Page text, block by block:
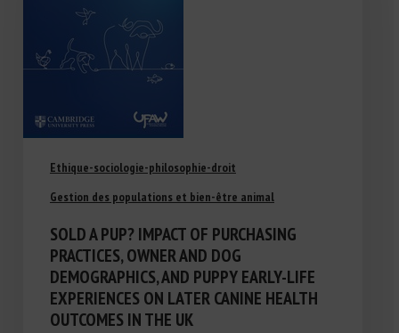
Ethique-sociologie-philosophie-droit
Gestion des populations et bien-être animal
SOLD A PUP? IMPACT OF PURCHASING
PRACTICES, OWNER AND DOG
DEMOGRAPHICS, AND PUPPY EARLY-LIFE
EXPERIENCES ON LATER CANINE HEALTH
OUTCOMES IN THE UK